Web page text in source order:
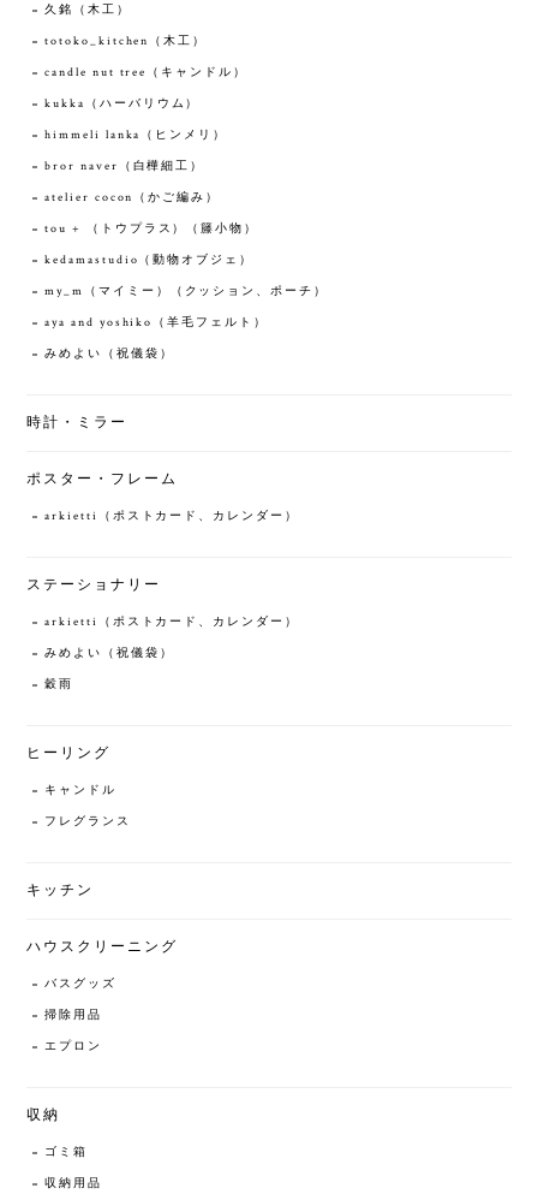
久銘（木工）
totoko_kitchen（木工）
candle nut tree（キャンドル）
kukka（ハーバリウム）
himmeli lanka（ヒンメリ）
bror naver（白樺細工）
atelier cocon（かご編み）
tou + （トウプラス）（籐小物）
kedamastudio（動物オブジェ）
my_m（マイミー）（クッション、ポーチ）
aya and yoshiko（羊毛フェルト）
みめよい（祝儀袋）
時計・ミラー
ポスター・フレーム
arkietti（ポストカード、カレンダー）
ステーショナリー
arkietti（ポストカード、カレンダー）
みめよい（祝儀袋）
穀雨
ヒーリング
キャンドル
フレグランス
キッチン
ハウスクリーニング
バスグッズ
掃除用品
エプロン
収納
ゴミ箱
収納用品